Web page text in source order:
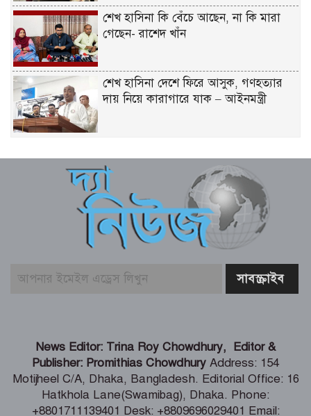
শেখ হাসিনা কি বেঁচে আছেন, না কি মারা
গেছেন- রাশেদ খাঁন
শেখ হাসিনা দেশে ফিরে আসুক, গণহত্যার
দায় নিয়ে কারাগারে যাক – আইনমন্ত্রী
প্রত্যয়ে পঞ্চম দিনের বৃক্ষরোপণ
কক্সবাজারের সমুদ্রসম্পদ, ব্লু ইকোনমি
সম্ভাবনাকে কাজে লাগাতে সরকার বিভিন্ন
পরিকল্পনা নিয়েছে – স্বরাষ্ট্রমন্ত্রী
জামায়াত-এনসিপির মব সৃষ্টির সুযোগ নিতে
পারে আওয়ামী লীগ – রাশেদ খাঁন
দেশের পর্যটনকে খাতকে জনপ্রিয় করতে কাজ
করেছে সরকার – পর্যটনমন্ত্রী
স্বস্তির বার্তা পেলেন থালাপতি বিজয়, মামলা
News Editor: Trina Roy Chowdhury, Editor &
Publisher: Promithias Chowdhury Address: 154
Motijheel C/A, Dhaka, Bangladesh. Editorial Office: 16
Hatkhola Lane(Swamibag), Dhaka. Phone:
+8801711139401 Desk: +8809696029401 Email: